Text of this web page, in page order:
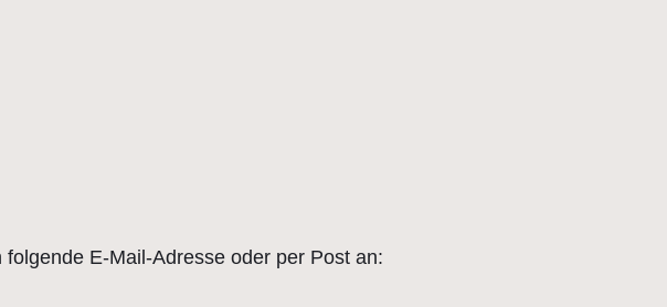
E-Mail-Adresse oder per Post an: